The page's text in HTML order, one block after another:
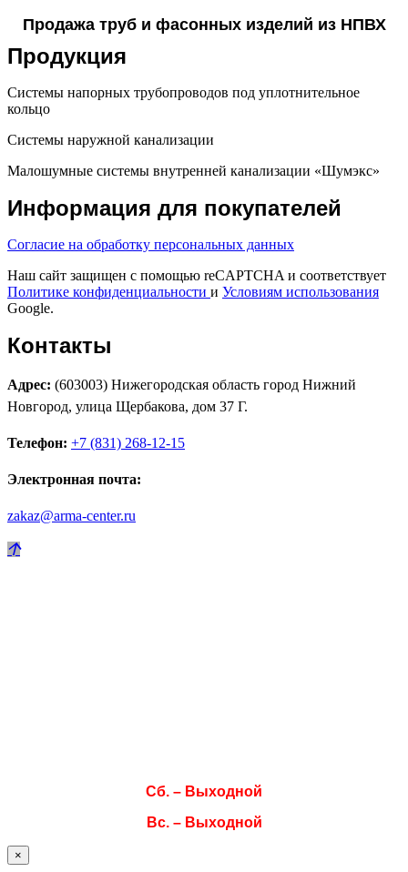
Продажа труб и фасонных изделий из НПВХ
Продукция
Системы напорных трубопроводов под уплотнительное
кольцо
Системы наружной канализации
Малошумные системы внутренней канализации «Шумэкс»
Информация для покупателей
Согласие на обработку персональных данных
Наш сайт защищен с помощью reCAPTCHA и соответствует
Политике конфиденциальности и Условиям использования
Google.
Контакты
Адрес: (603003) Нижегородская область город Нижний
Новгород, улица Щербакова, дом 37 Г.
Телефон: +7 (831) 268-12-15
Электронная почта:
zakaz@arma-center.ru
Сб. – Выходной
Вс. – Выходной
×